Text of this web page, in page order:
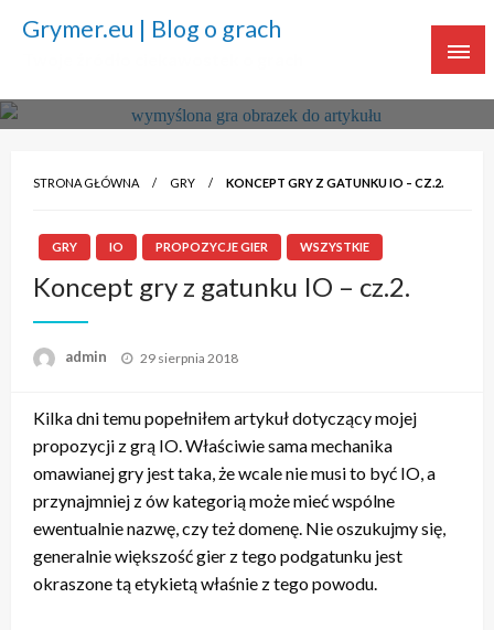
Grymer.eu | Blog o grach
STRONA GŁÓWNA GRY KONCEPT GRY Z GATUNKU IO – CZ.2.
GRY IO PROPOZYCJE GIER WSZYSTKIE
Koncept gry z gatunku IO – cz.2.
admin Napisano
29 sierpnia 2018
Kilka dni temu popełniłem artykuł dotyczący mojej
propozycji z grą IO. Właściwie sama mechanika
omawianej gry jest taka, że wcale nie musi to być IO, a
przynajmniej z ów kategorią może mieć wspólne
ewentualnie nazwę, czy też domenę. Nie oszukujmy się,
generalnie większość gier z tego podgatunku jest
okraszone tą etykietą właśnie z tego powodu.